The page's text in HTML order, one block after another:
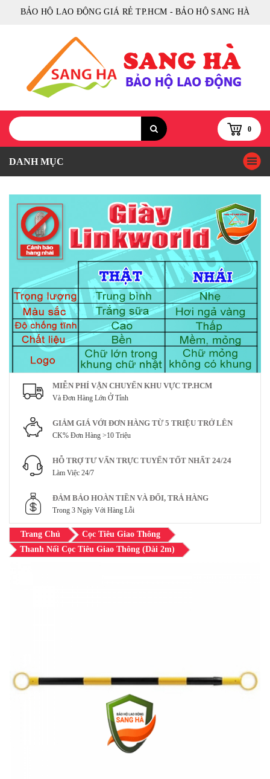
BẢO HỘ LAO ĐỘNG GIÁ RẺ TP.HCM - BẢO HỘ SANG HÀ
0
DANH MỤC
MIỄN PHÍ VẬN CHUYỂN KHU VỰC TP.HCM
Và Đơn Hàng Lớn Ở Tỉnh
GIẢM GIÁ VỚI ĐƠN HÀNG TỪ 5 TRIỆU TRỞ LÊN
CK% Đơn Hàng >10 Triệu
HỖ TRỢ TƯ VẤN TRỰC TUYẾN TỐT NHẤT 24/24
Làm Việc 24/7
ĐẢM BẢO HOÀN TIỀN VÀ ĐỔI, TRẢ HÀNG
Trong 3 Ngày Với Hàng Lỗi
Trang Chủ
Cọc Tiêu Giao Thông
Thanh Nối Cọc Tiêu Giao Thông (Dài 2m)